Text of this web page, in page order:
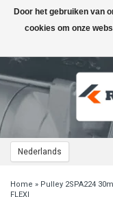
Nederlands
Toggle
navigation
Home » Pulley 2SPA224
FLEXI
Door het gebruiken van
cookies om onze